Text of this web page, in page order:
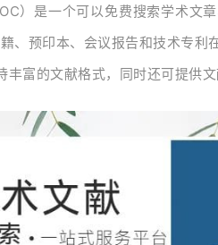
）是一个可以免费搜索学术文
、预印本、会议报告和技术专利
富的文献格式，同时还可提供文